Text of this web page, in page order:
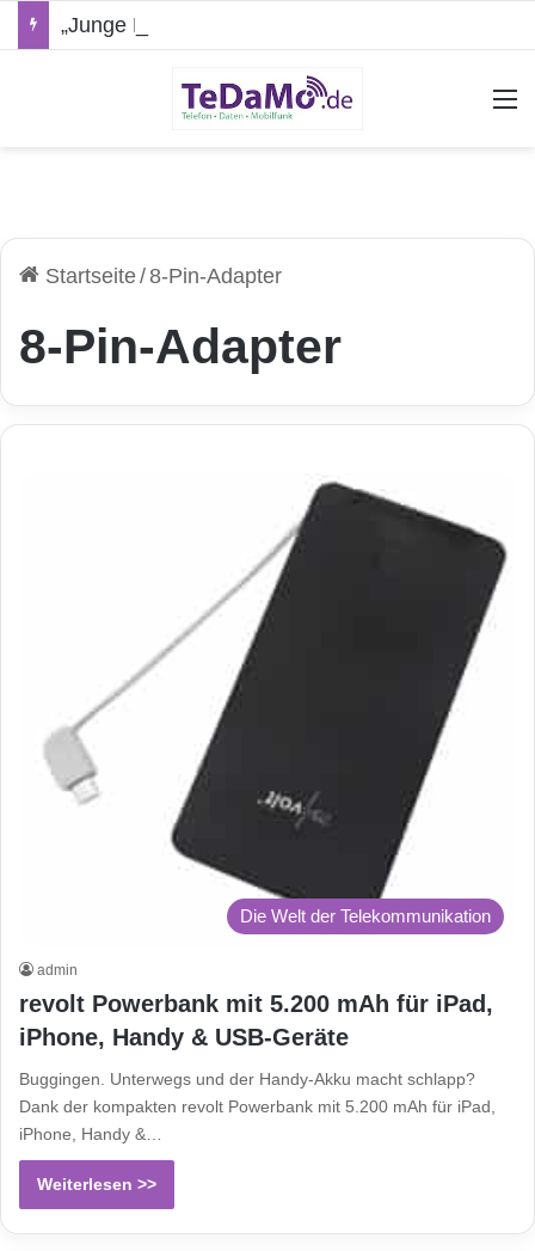
Startseite/8-Pin-Adapter
8-Pin-Adapter
Die Welt der Telekommunikation
admin
revolt Powerbank mit 5.200 mAh für iPad,
iPhone, Handy & USB-Geräte
Buggingen. Unterwegs und der Handy-Akku macht schlapp?
Dank der kompakten revolt Powerbank mit 5.200 mAh für iPad,
iPhone, Handy &…
Weiterlesen >>